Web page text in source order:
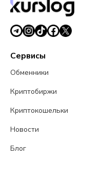
Сервисы
Обменники
Криптобиржи
Криптокошельки
Новости
Блог